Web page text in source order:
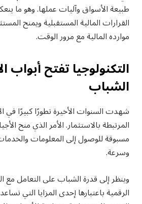
طبيعة الأسواق وآليات عملها. وهو ما
القرارات المالية المستقبلية ويمنح
موارده المالية مع مرور الوقت.
التكنولوجيا تفتح أبواب
الشباب
شهدت السنوات الأخيرة تطورًا كبيرًا في
المرتبطة بالاستثمار. الأمر الذي منح
مسبوقة للوصول إلى المعلومات
وسرعة.
وينظر إلى قدرة الشباب على التعامل
الرقمية باعتبارها إحدى المزايا التي